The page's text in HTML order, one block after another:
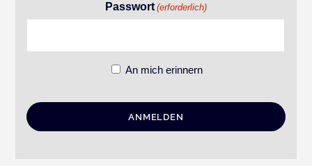
Passwort (erforderlich)
An mich erinnern